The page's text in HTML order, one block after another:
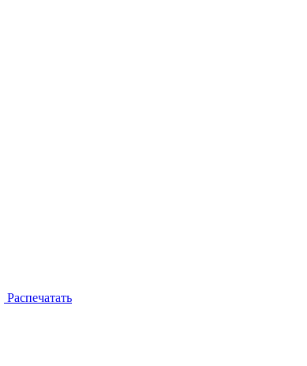
Распечатать